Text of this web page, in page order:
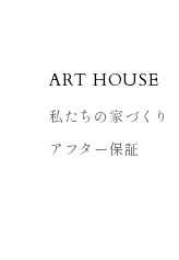
ART HOUSE
私たちの家づくり
アフター保証